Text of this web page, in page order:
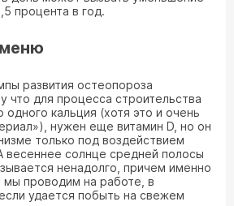
процента в год.
развития остеопороза
что для процесса строительства
одного кальция (хотя это и очень
нужен еще витамин D, но он
только под воздействием
весеннее солнце средней полосы
ненадолго, причем именно
мы проводим на работе, в
удается побыть на свежем